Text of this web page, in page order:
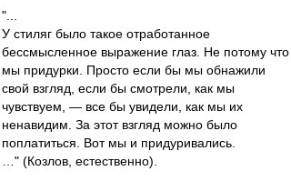
"...
У стиляг было такое отработанное
бессмысленное выражение глаз. Не потому что
мы придурки. Просто если бы мы обнажили
свой взгляд, если бы смотрели, как мы
чувствуем, — все бы увидели, как мы их
ненавидим. За этот взгляд можно было
поплатиться. Вот мы и придуривались.
…" (Козлов, естественно).